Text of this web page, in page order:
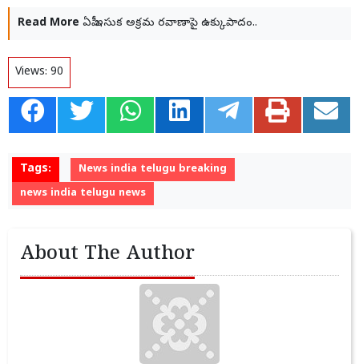
Read More ఏపీ ఇసుక అక్రమ రవాణాపై ఉక్కుపాదం..
Views: 90
Tags:
News india telugu breaking
news india telugu news
About The Author